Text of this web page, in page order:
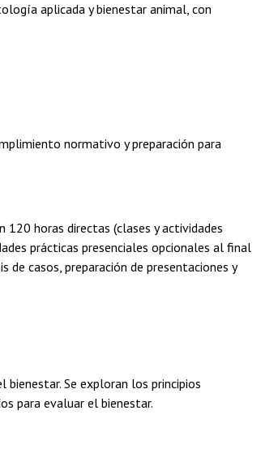
aplicada y bienestar animal, con
normativo y preparación para
horas directas (clases y actividades
prácticas presenciales opcionales al final
casos, preparación de presentaciones y
Se exploran los principios
para evaluar el bienestar.